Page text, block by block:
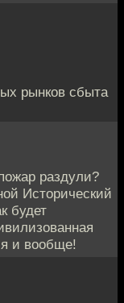
рынков сбыта
раздули?
Исторический
будет
и вообще!